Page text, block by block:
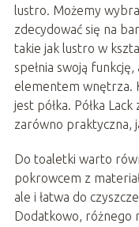
lustro. Możemy
zdecydować się na
takie jak lustro w
spełnia swoją
elementem wnętrza.
jest półka. Półka
zarówno praktyczna,
Do toaletki warto
pokrowcem z
ale i łatwa do
Dodatkowo, różnego